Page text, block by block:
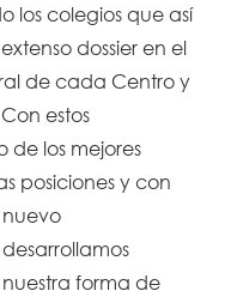
los colegios que así
dossier en el
de cada Centro y
estos
de los mejores
posiciones y con
forma de